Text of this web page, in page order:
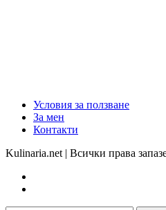
Условия за ползване
За мен
Контакти
Kulinaria.net | Всички права